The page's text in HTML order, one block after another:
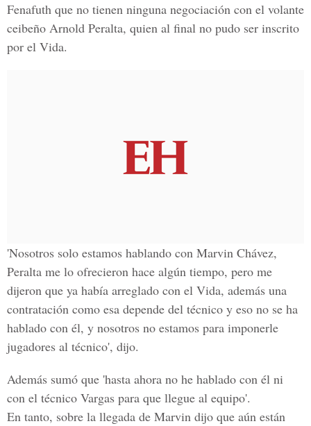
Fenafuth que no tienen ninguna negociación con el volante
ceibeño Arnold Peralta, quien al final no pudo ser inscrito
por el Vida.
'Nosotros solo estamos hablando con Marvin Chávez,
Peralta me lo ofrecieron hace algún tiempo, pero me
dijeron que ya había arreglado con el Vida, además una
contratación como esa depende del técnico y eso no se ha
hablado con él, y nosotros no estamos para imponerle
jugadores al técnico', dijo.
Además sumó que 'hasta ahora no he hablado con él ni
con el técnico Vargas para que llegue al equipo'.
En tanto, sobre la llegada de Marvin dijo que aún están